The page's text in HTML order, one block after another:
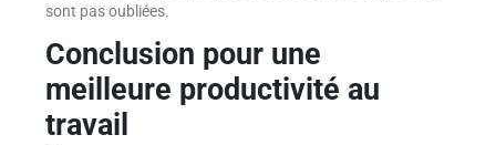
sont pas oubliées.
Conclusion pour une
meilleure productivité au
travail